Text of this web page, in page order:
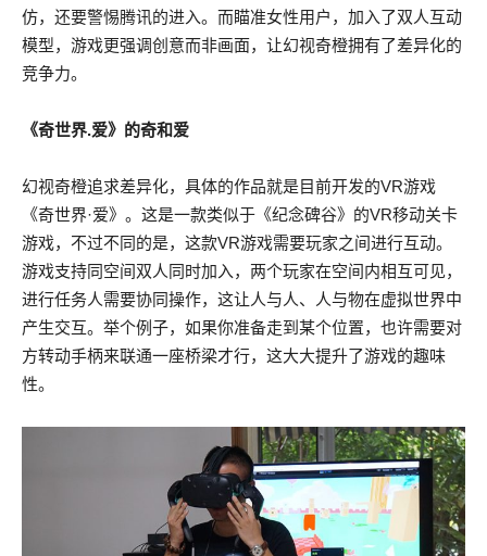
仿，还要警惕腾讯的进入。而瞄准女性用户，加入了双人互动
模型，游戏更强调创意而非画面，让幻视奇橙拥有了差异化的
竞争力。
《奇世界.爱》的奇和爱
幻视奇橙追求差异化，具体的作品就是目前开发的VR游戏
《奇世界·爱》。这是一款类似于《纪念碑谷》的VR移动关卡
游戏，不过不同的是，这款VR游戏需要玩家之间进行互动。
游戏支持同空间双人同时加入，两个玩家在空间内相互可见，
进行任务人需要协同操作，这让人与人、人与物在虚拟世界中
产生交互。举个例子，如果你准备走到某个位置，也许需要对
方转动手柄来联通一座桥梁才行，这大大提升了游戏的趣味
性。